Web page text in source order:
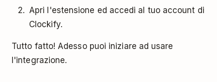
Apri l'estensione ed accedi al tuo account di
Clockify.
Tutto fatto! Adesso puoi iniziare ad usare
l'integrazione.